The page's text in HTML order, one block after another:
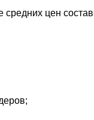
средних цен